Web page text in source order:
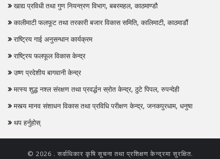
खाद्य प्रविधी तथा गुण नियन्त्रण विभाग, बबरमहल, काठमाण्डौ
कालीमाटी फलफूट तथा तरकारी बजार विकास समिति, कालिमाटी, काठमाडौं
राष्ट्रिय गाई अनुसन्धान कार्यक्रम
राष्ट्रिय फलफूल विकास केन्द्र
उष्ण प्रदेशीय बागवानी केन्द्र
मत्स्य शुद्ध नश्‍ल संरक्षण तथा प्रवर्द्धन स्रोत केन्द्र, ठुटे पिपल, रुपन्देही
मस्त्य मानव संशाधन विकास तथा प्रविधि परीक्षण केन्द्र, जनकपुरधाम, धनुषा
थप हर्नुहोस्
© 2026 . सर्वाधिकार कृषि सूचना तथा प्रशिक्षण केन्द्रमा सुरक्षित.